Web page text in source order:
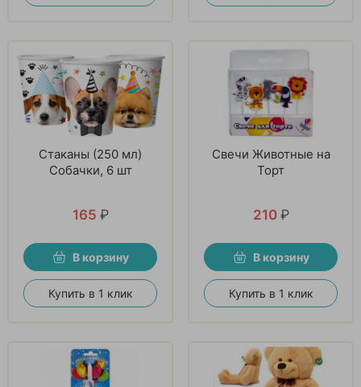
Стаканы (250 мл)
Собачки, 6 шт
165 ₽
В корзину
Купить в 1 клик
Свечи Животные на
Торт
210 ₽
В корзину
Купить в 1 клик